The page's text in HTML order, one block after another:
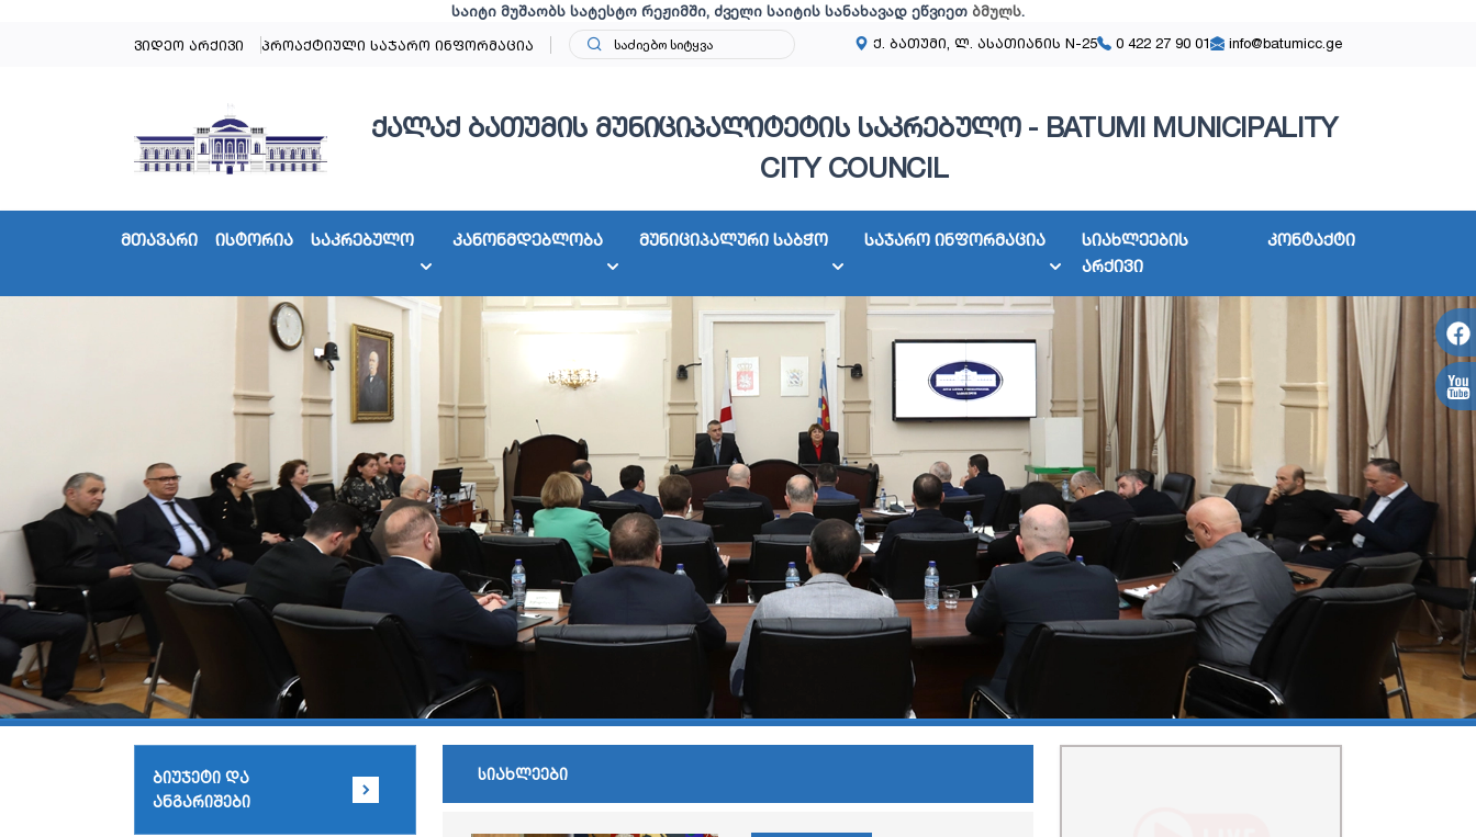
საიტი მუშაობს სატესტო რეჟიმში, ძველი საიტის სანახავად ეწვიეთ ბმულს.
ვიდეო არქივი
პროაქტიული საჯარო ინფორმაცია ქ. ბათუმი, ლ. ასათიანის N-25 0 422 27 90 01 info@batumicc.ge
ქალაქ ბათუმის მუნიციპალიტეტის საკრებულო - BATUMI MUNICIPALITY
CITY COUNCIL
მთავარი ისტორია საკრებულო კანონმდებლობა მუნიციპალური საბჭო საჯარო ინფორმაცია
სიახლეების
არქივი
კონტაქტი
ბიუჯეტი და
ანგარიშები
სიახლეები